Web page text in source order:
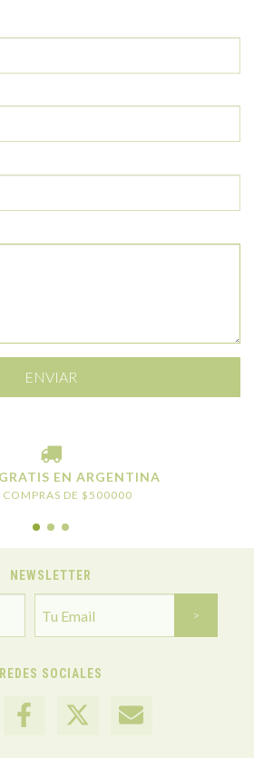
EN ARGENTINA
COMPRAS DE $500000
NEWSLETTER
REDES SOCIALES